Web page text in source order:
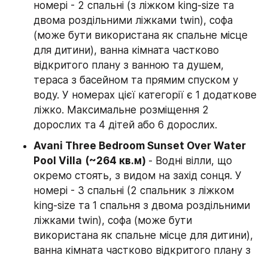
номері - 2 спальні (з ліжком king-size та
двома роздільними ліжками twin), софа
(може бути використана як спальне місце
для дитини), ванна кімната частково
відкритого плану з ванною та душем,
тераса з басейном та прямим спуском у
воду. У номерах цієї категорії є 1 додаткове
ліжко. Максимальне розміщення 2
дорослих та 4 дітей або 6 дорослих.
Avani Three Bedroom Sunset Over Water
Pool Villa (~264 кв.м) - Водні вілли, що
окремо стоять, з видом на захід сонця. У
номері - 3 спальні (2 спальник з ліжком
king-size та 1 спальня з двома роздільними
ліжками twin), софа (може бути
використана як спальне місце для дитини),
ванна кімната частково відкритого плану з